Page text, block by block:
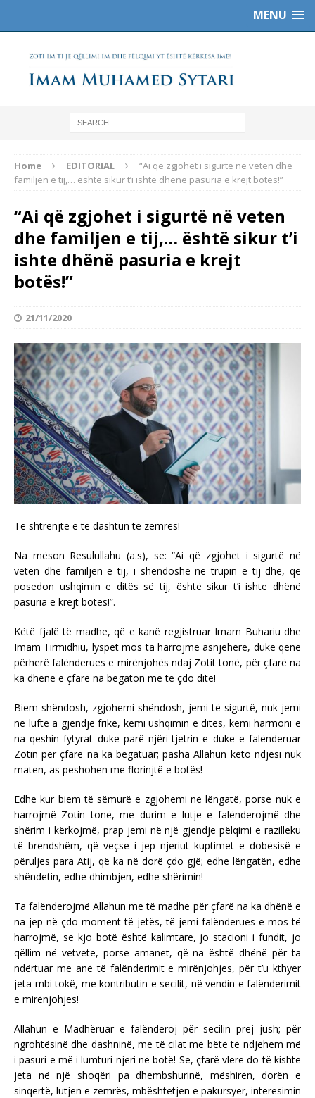
MENU
Home EDITORIAL
“Ai që zgjohet i sigurtë në veten dhe
familjen e tij,… është sikur t’i ishte dhënë pasuria e krejt botës!”
“Ai që zgjohet i sigurtë në veten
dhe familjen e tij,… është sikur t’i
ishte dhënë pasuria e krejt
botës!”
21/11/2020
Të shtrenjtë e të dashtun të zemrës!
Na mëson Resulullahu (a.s), se: “Ai që zgjohet i sigurtë në
veten dhe familjen e tij, i shëndoshë në trupin e tij dhe, që
posedon ushqimin e ditës së tij, është sikur t’i ishte dhënë
pasuria e krejt botës!”.
Këtë fjalë të madhe, që e kanë regjistruar Imam Buhariu dhe
Imam Tirmidhiu, lyspet mos ta harrojmë asnjëherë, duke qenë
përherë falënderues e mirënjohës ndaj Zotit tonë, për çfarë na
ka dhënë e çfarë na begaton me të çdo ditë!
Biem shëndosh, zgjohemi shëndosh, jemi të sigurtë, nuk jemi
në luftë a gjendje frike, kemi ushqimin e ditës, kemi harmoni e
na qeshin fytyrat duke parë njëri-tjetrin e duke e falënderuar
Zotin për çfarë na ka begatuar; pasha Allahun këto ndjesi nuk
maten, as peshohen me florinjtë e botës!
Edhe kur biem të sëmurë e zgjohemi në lëngatë, porse nuk e
harrojmë Zotin tonë, me durim e lutje e falënderojmë dhe
shërim i kërkojmë, prap jemi në një gjendje pëlqimi e razilleku
të brendshëm, që veçse i jep njeriut kuptimet e dobësisë e
përuljes para Atij, që ka në dorë çdo gjë; edhe lëngatën, edhe
shëndetin, edhe dhimbjen, edhe shërimin!
Ta falënderojmë Allahun me të madhe për çfarë na ka dhënë e
na jep në çdo moment të jetës, të jemi falënderues e mos të
harrojmë, se kjo botë është kalimtare, jo stacioni i fundit, jo
qëllim në vetvete, porse amanet, që na është dhënë për ta
ndërtuar me anë të falënderimit e mirënjohjes, për t’u kthyer
jeta mbi tokë, me kontributin e secilit, në vendin e falënderimit
e mirënjohjes!
Allahun e Madhëruar e falënderoj për secilin prej jush; për
ngrohtësinë dhe dashninë, me të cilat më bëtë të ndjehem më
i pasuri e më i lumturi njeri në botë! Se, çfarë vlere do të kishte
jeta në një shoqëri pa dhembshurinë, mëshirën, dorën e
sinqertë, lutjen e zemrës, mbështetjen e pakursyer, interesimin